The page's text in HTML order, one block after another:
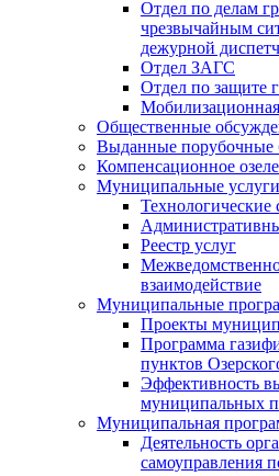
Отдел по делам
чрезвычайным
дежурной
Отдел ЗАГС
Отдел по защите
Общественные
Выданные порубочные
Компенсационное
Муниципальные услуги
Технологические
Реестр услуг
взаимодействие
Муниципальные
Проекты
Программа
пунктов
Эффективность
муниципальных
Муниципальная
Деятельность
самоуправления